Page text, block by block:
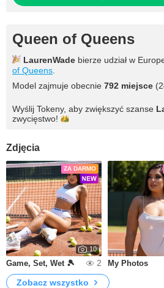
Queen of Queens
LaurenWade bierze udział w
of Queens
Model zajmuje obecnie 792 miejsce
Wyślij Tokeny, aby zwiększyć szanse
zwycięstwo!
Zdjęcia
ZA DARMO
10
Game, Set, Wet 🎾 2 My Photos
Zobacz wszystko